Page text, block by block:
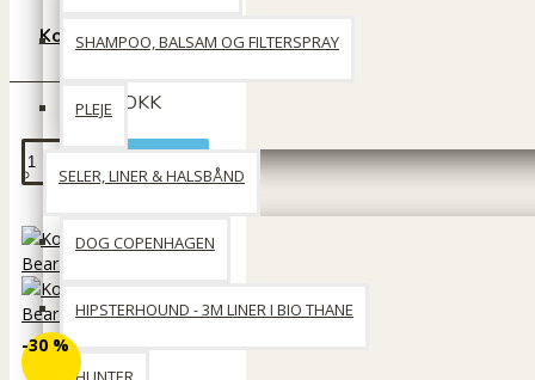
SHAMPOO, BALSAM OG FILTERSPRAY
PLEJE
SELER, LINER & HALSBÅND
DOG COPENHAGEN
HIPSTERHOUND - 3M LINER I BIO THANE
Kong Ballistic Vibez
99 DKK
Læg i kurv
-30 %